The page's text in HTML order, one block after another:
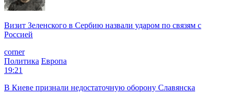
Визит Зеленского в Сербию назвали ударом по связям с
Россией
corner
Политика Европа
19:21
В Киеве признали недостаточную оборону Славянска